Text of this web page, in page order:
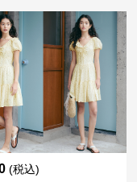
(税込)